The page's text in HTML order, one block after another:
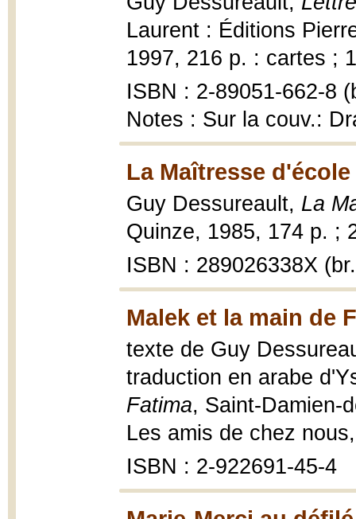
Laurent : Éditions
1997, 216 p. : cartes ;
ISBN : 2-89051-662-8
Notes : Sur la couv.:
La Maîtresse d'école
Guy Dessureault, La
Quinze, 1985, 174 p. ;
ISBN : 289026338X
Malek et la main de
texte de Guy
traduction en arabe
Fatima, Saint-Damien-
Les amis de chez
ISBN : 2-922691-45-4